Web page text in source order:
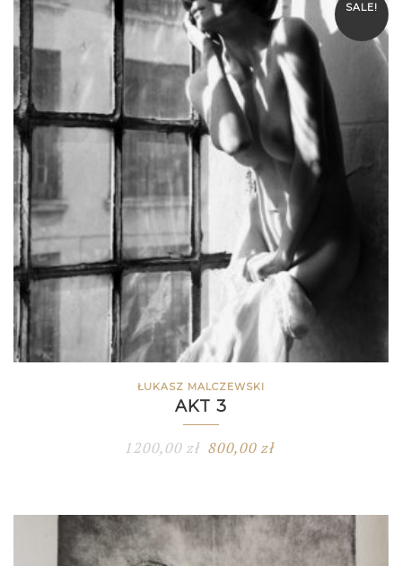
SALE!
ŁUKASZ MALCZEWSKI
AKT 3
1200,00 zł 800,00 zł